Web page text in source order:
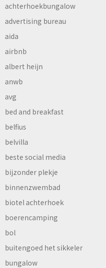
achterhoekbungalow
advertising bureau
aida
airbnb
albert heijn
anwb
avg
bed and breakfast
belfius
belvilla
beste social media
bijzonder plekje
binnenzwembad
biotel achterhoek
boerencamping
bol
buitengoed het sikkeler
bungalow